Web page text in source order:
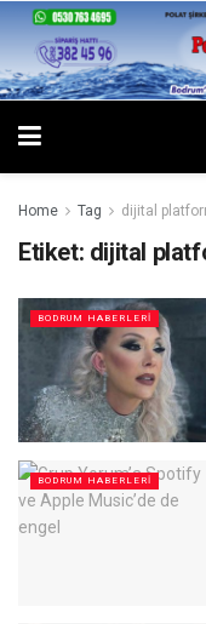
Home Tag dijital
Etiket: dijital
BODRUM HABERLERI
BODRUM HABERLERI